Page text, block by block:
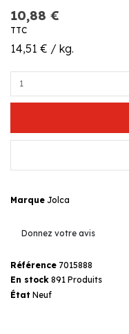
10,88 €
TTC
14,51 € / kg.
Marque Jolca
Donnez votre avis
Référence 7015888
En stock 891 Produits
État Neuf